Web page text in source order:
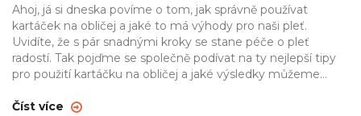
Ahoj, já si dneska povíme o tom, jak správně používat
kartáček na obličej a jaké to má výhody pro naši pleť.
Uvidíte, že s pár snadnými kroky se stane péče o pleť
radostí. Tak pojďme se společně podívat na ty nejlepší tipy
pro použití kartáčku na obličej a jaké výsledky můžeme
pleťovou rutinu a učinit ji ještě efektivnější.
Číst více